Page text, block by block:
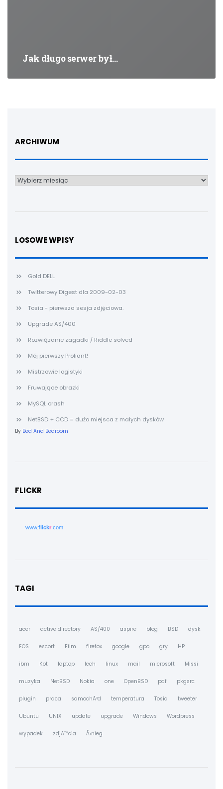
Jak długo serwer był…
ARCHIWUM
Archiwum
LOSOWE WPISY
Gold DELL
Twitterowy Digest dla 2009-02-03
Tosia - pierwsza sesja zdjęciowa.
Upgrade AS/400
Rozwiązanie zagadki / Riddle solved
Mój pierwszy Proliant!
Mistrzowie logistyki
Fruwające obrazki
MySQL crash
NetBSD + CCD = dużo miejsca z małych dysków
By Bed And Bedroom
FLICKR
www.flickr.com
TAGI
acer active directory AS/400 aspire blog BSD dysk
EOS escort Film firefox google gpo gry HP
ibm Kot laptop lech linux mail microsoft Missi
muzyka NetBSD Nokia one OpenBSD pdf pkgsrc
plugin praca samochÃ³d temperatura Tosia tweeter
Ubuntu UNIX update upgrade Windows Wordpress
wypadek zdjÄ™cia Å›nieg